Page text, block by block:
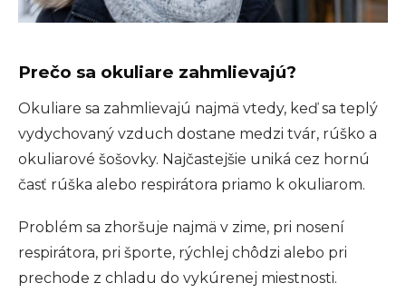
Prečo sa okuliare zahmlievajú?
Okuliare sa zahmlievajú najmä vtedy, keď sa teplý
vydychovaný vzduch dostane medzi tvár, rúško a
okuliarové šošovky. Najčastejšie uniká cez hornú
časť rúška alebo respirátora priamo k okuliarom.
Problém sa zhoršuje najmä v zime, pri nosení
respirátora, pri športe, rýchlej chôdzi alebo pri
prechode z chladu do vykúrenej miestnosti.